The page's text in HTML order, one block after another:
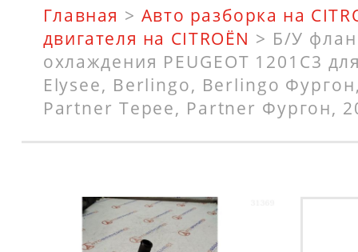
Главная > Авто разборка на
двигателя на CITROËN > Б/У
охлаждения PEUGEOT 1201C3
Elysee, Berlingo, Berlingo
Partner Tepee, Partner Фургон,